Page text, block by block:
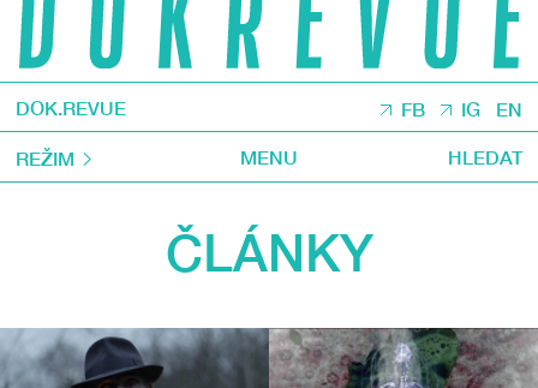
DOK.REVUE FB IG EN
REŽIM MENU HLEDAT
ČLÁNKY